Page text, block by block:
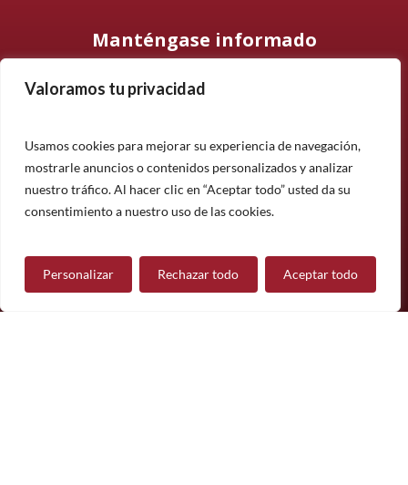
Valoramos tu privacidad
Usamos cookies para mejorar su experiencia de navegación,
mostrarle anuncios o contenidos personalizados y analizar
nuestro tráfico. Al hacer clic en “Aceptar todo” usted da su
consentimiento a nuestro uso de las cookies.
Personalizar Rechazar todo Aceptar todo
Manténgase informado
Suscríbase a nuestro boletín informativo y manténgase
noticias.
Suscríbete
¿Tiene alguna pregunta?
Contáctanos